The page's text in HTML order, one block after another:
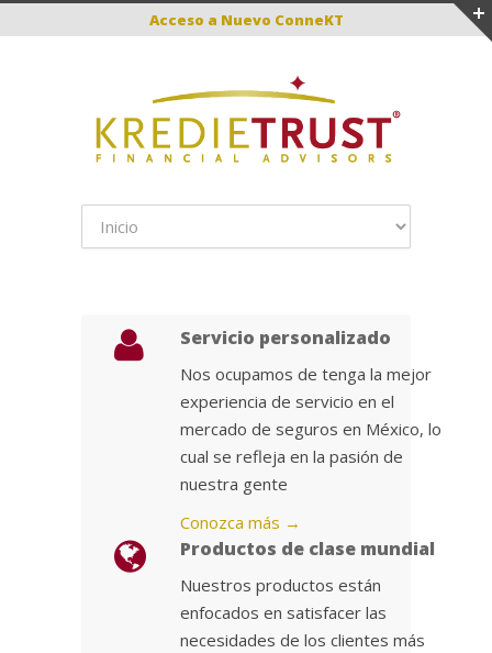
Acceso a Nuevo ConneKT
Servicio personalizado
Nos ocupamos de tenga la mejor
experiencia de servicio en el
mercado de seguros en México, lo
cual se refleja en la pasión de
nuestra gente
Conozca más →
Productos de clase mundial
Nuestros productos están
enfocados en satisfacer las
necesidades de los clientes más